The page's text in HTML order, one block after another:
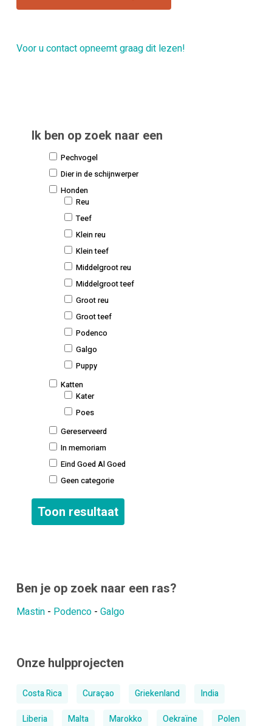
Voor u contact opneemt graag dit lezen!
Ik ben op zoek naar een
Pechvogel
Dier in de schijnwerper
Honden
Reu
Teef
Klein reu
Klein teef
Middelgroot reu
Middelgroot teef
Groot reu
Groot teef
Podenco
Galgo
Puppy
Katten
Kater
Poes
Gereserveerd
In memoriam
Eind Goed Al Goed
Geen categorie
Ben je op zoek naar een ras?
Mastin- Podenco- Galgo
Onze hulpprojecten
Costa Rica Curaçao Griekenland
India
Liberia
Malta Marokko Oekraïne
Polen